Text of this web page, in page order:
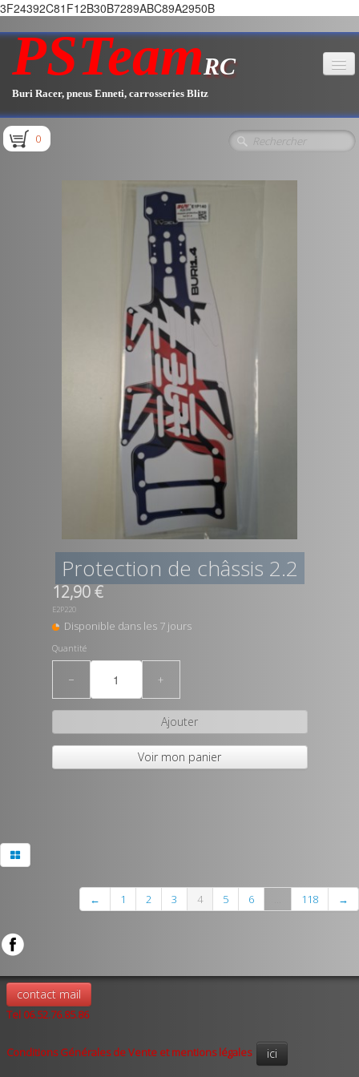
3F24392C81F12B30B7289ABC89A2950B
PSTeamRC
Buri Racer, pneus Enneti, carrosseries Blitz
Accueil
Pièces E1.1 / E1.2
0
Protection de châssis 2.2
12,90 €
E2P220
Disponible dans les 7 jours
Quantité
− +
Ajouter
Voir mon panier
← 1 2 3 4 5 6 118 →
contact mail
Tel 06.52.76.85.86
Conditions Générales de Vente et mentions légales ici